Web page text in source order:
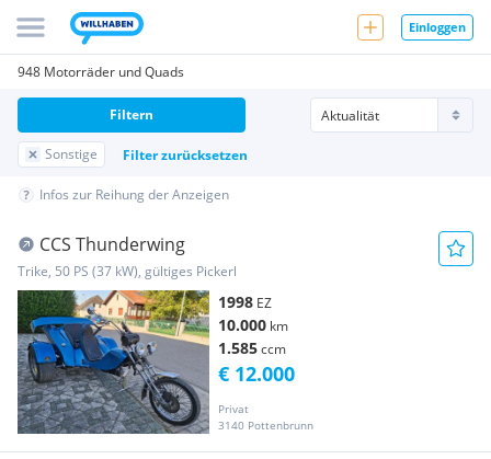
Einloggen
948 Motorräder und Quads
Sonstige Filter zurücksetzen
Filtern
Infos zur Reihung der Anzeigen
CCS Thunderwing
Trike, 50 PS (37 kW), gültiges Pickerl
1998 EZ
10.000 km
1.585ccm
Privat
3140 Pottenbrunn
€ 12.000